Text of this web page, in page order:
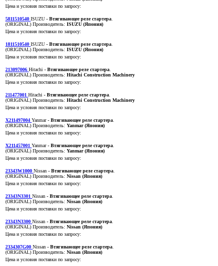
Цена и условия поставки по запросу:
5811510540 ISUZU - Втягивающее реле стартера.
(ORIGINAL) Производитель: ISUZU (Япония)
Цена и условия поставки по запросу:
1811510540 ISUZU - Втягивающее реле стартера.
(ORIGINAL) Производитель: ISUZU (Япония)
Цена и условия поставки по запросу:
213097006 Hitachi - Втягивающее реле стартера.
(ORIGINAL) Производитель: Hitachi Construction Machinery
Цена и условия поставки по запросу:
211477001 Hitachi - Втягивающее реле стартера.
(ORIGINAL) Производитель: Hitachi Construction Machinery
Цена и условия поставки по запросу:
X211497004 Yanmar- Втягивающее реле стартера.
(ORIGINAL) Производитель: Yanmar (Япония)
Цена и условия поставки по запросу:
X211457001 Yanmar- Втягивающее реле стартера.
(ORIGINAL) Производитель: Yanmar (Япония)
Цена и условия поставки по запросу:
23343W1000 Nissan - Втягивающее реле стартера.
(ORIGINAL) Производитель: Nissan (Япония)
Цена и условия поставки по запросу:
23343N3301 Nissan - Втягивающее реле стартера.
(ORIGINAL) Производитель: Nissan (Япония)
Цена и условия поставки по запросу:
23343N3300 Nissan - Втягивающее реле стартера.
(ORIGINAL) Производитель: Nissan (Япония)
Цена и условия поставки по запросу:
2334307G00 Nissan - Втягивающее реле стартера.
(ORIGINAL) Производитель: Nissan (Япония)
Цена и условия поставки по запросу: